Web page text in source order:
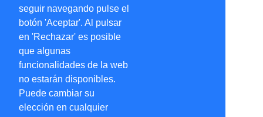
seguir navegando pulse el
botón 'Aceptar'. Al pulsar
en 'Rechazar' es posible
que algunas
funcionalidades de la web
no estarán disponibles.
Puede cambiar su
elección en cualquier